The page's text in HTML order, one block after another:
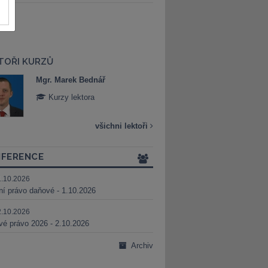
KURZŮ
Mgr. Marek Bednář
Kurzy lektora
všichni lektoři
právo daňové - 1.10.2026
právo 2026 - 2.10.2026
Archiv